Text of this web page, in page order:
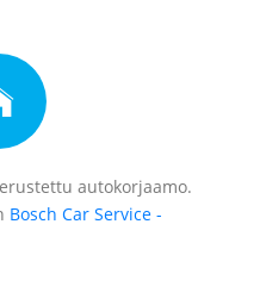
autokorjaamo.
Bosch Car Service -